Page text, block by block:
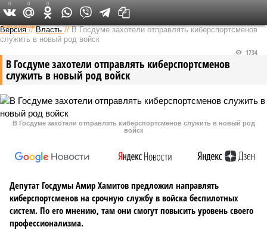
Федеральный выпуск
Версия //Власть //В Госдуме захотели отправлять киберспортсменов
служить в новый род войск
В Госдуме захотели отправлять киберспортсменов
служить в новый род войск
1734
В Госдуме захотели отправлять киберспортсменов служить в новый род
войск
Депутат Госдумы Амир Хамитов предложил направлять
киберспортсменов на срочную службу в войска беспилотных
систем. По его мнению, там они смогут повысить уровень своего
профессионализма.
0 0 0